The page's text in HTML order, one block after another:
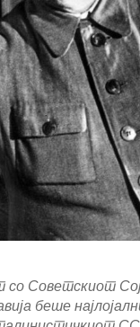
со Советскиот
беше